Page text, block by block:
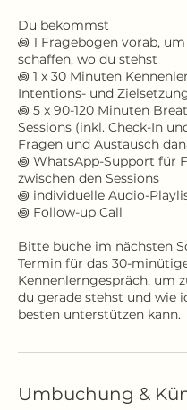
Du bekommst
꩜ 1 Fragebogen vorab,
schaffen, wo du stehst
꩜ 1 x 30 Minuten
Intentions- und
꩜ 5 x 90-120 Minuten
Sessions (inkl. Check-In
Fragen und Austausch
꩜ WhatsApp-Support für
zwischen den Sessions
꩜ individuelle Audio-
꩜ Follow-up Call
Bitte buche im nächsten
Termin für das 30-
Kennenlerngespräch, um
du gerade stehst und wie
Umbuchung &